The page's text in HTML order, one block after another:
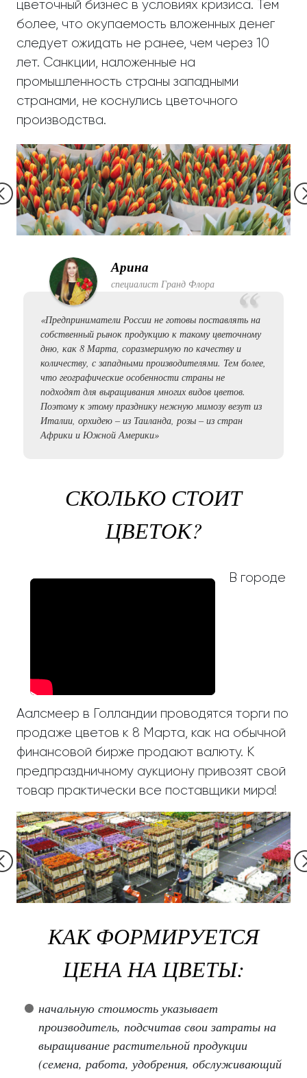
цветочный бизнес в условиях кризиса. Тем
более, что окупаемость вложенных денег
следует ожидать не ранее, чем через 10
лет. Санкции, наложенные на
промышленность страны западными
странами, не коснулись цветочного
производства.
Арина
специалист Гранд Флора
«Предприниматели России не готовы поставлять на
собственный рынок продукцию к такому цветочному
дню, как 8 Марта, соразмеримую по качеству и
количеству, с западными производителями. Тем более,
что географические особенности страны не
подходят для выращивания многих видов цветов.
Поэтому к этому празднику нежную мимозу везут из
Италии, орхидею – из Таиланда, розы – из стран
Африки и Южной Америки»
СКОЛЬКО СТОИТ
ЦВЕТОК?
В городе
Аалсмеер в Голландии проводятся торги по
продаже цветов к 8 Марта, как на обычной
финансовой бирже продают валюту. К
предпраздничному аукциону привозят свой
товар практически все поставщики мира!
КАК ФОРМИРУЕТСЯ
ЦЕНА НА ЦВЕТЫ:
начальную стоимость указывает
производитель, подсчитав свои затраты на
выращивание растительной продукции
(семена, работа, удобрения, обслуживающий